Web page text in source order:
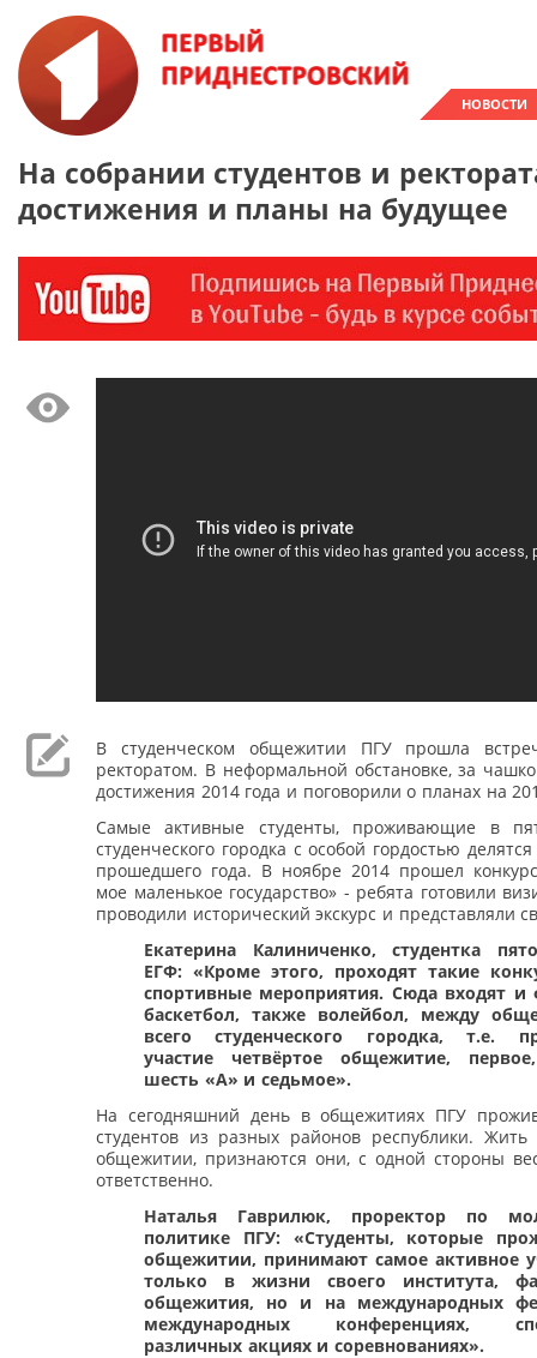
НОВОСТИ
На собрании студентов и
достижения и планы на будущее
В студенческом общежитии ПГУ прошла
ректоратом. В неформальной обстановке, за
достижения 2014 года и поговорили о планах на
Самые активные студенты, проживающие в
студенческого городка с особой гордостью
прошедшего года. В ноябре 2014 прошел
мое маленькое государство» - ребята готовили
проводили исторический экскурс и представляли
Екатерина Калиниченко, студентка
ЕГФ: «Кроме этого, проходят такие
спортивные мероприятия. Сюда входят и
баскетбол, также волейбол, между
всего студенческого городка, т.е.
участие четвёртое общежитие,
шесть «А» и седьмое».
На сегодняшний день в общежитиях ПГУ
студентов из разных районов республики. Жить
общежитии, признаются они, с одной стороны
ответственно.
Наталья Гаврилюк, проректор по
политике ПГУ: «Студенты, которые
общежитии, принимают самое активное
только в жизни своего института,
общежития, но и на международных
международных конференциях,
различных акциях и соревнованиях».